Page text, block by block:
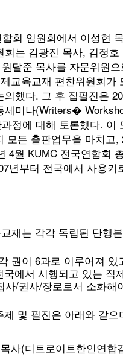
회 임원회에서 이성현
는 김광진 목사, 김정
달준 목사를 자문위원
교육교재 편찬위원회
했다. 그 후 집필진은
세미나(Writers�
정에 대해 토론했다. 이
모든 출판업무을 마치
4월 KUMC 전국연합회
년부터 전국에서 사용키
재는 각각 독립된 단행
권이 6과로 이루어져
에서 시행되고 있는 직
사/권사/장로로서 소화
및 필진은 아래와 같
사(디트로이트한인연합